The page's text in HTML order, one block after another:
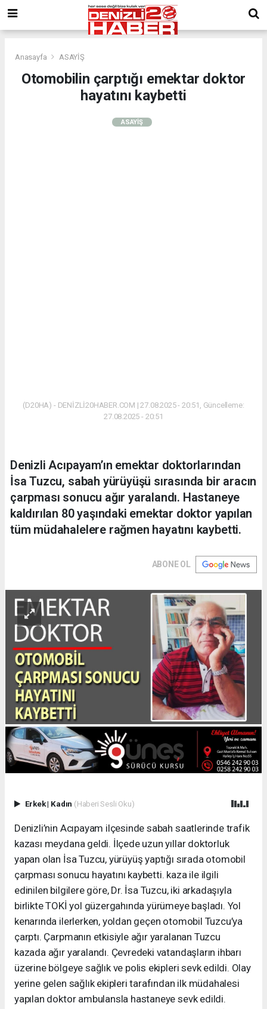
Anasayfa ASAYİŞ
Otomobilin çarptığı emektar doktor
hayatını kaybetti
ASAYİŞ
(D20HA) - DENİZLİ20HABER.COM | 27.08.2025 - 20:51, Güncelleme:
27.08.2025 - 20:51
Denizli Acıpayam’ın emektar doktorlarından
İsa Tuzcu, sabah yürüyüşü sırasında bir aracın
çarpması sonucu ağır yaralandı. Hastaneye
kaldırılan 80 yaşındaki emektar doktor yapılan
tüm müdahalelere rağmen hayatını kaybetti.
ABONE OL
Erkek| Kadın (Haberi Sesli Oku)
Denizli’nin Acıpayam ilçesinde sabah saatlerinde trafik
kazası meydana geldi. İlçede uzun yıllar doktorluk
yapan olan İsa Tuzcu, yürüyüş yaptığı sırada otomobil
çarpması sonucu hayatını kaybetti. kaza ile ilgili
edinilen bilgilere göre, Dr. İsa Tuzcu, iki arkadaşıyla
birlikte TOKİ yol güzergahında yürümeye başladı. Yol
kenarında ilerlerken, yoldan geçen otomobil Tuzcu’ya
çarptı. Çarpmanın etkisiyle ağır yaralanan Tuzcu
kazada ağır yaralandı. Çevredeki vatandaşların ihbarı
üzerine bölgeye sağlık ve polis ekipleri sevk edildi. Olay
yerine gelen sağlık ekipleri tarafından ilk müdahalesi
yapılan doktor ambulansla hastaneye sevk edildi.